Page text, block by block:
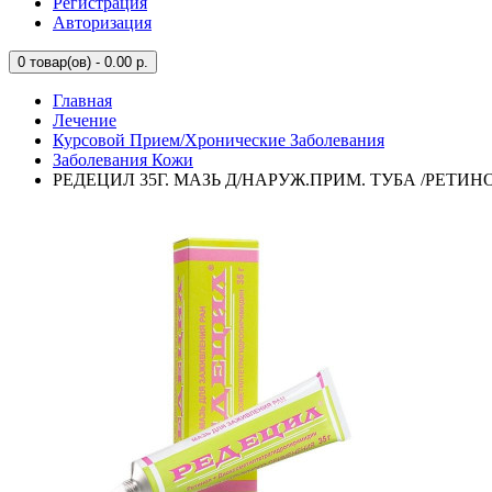
Авторизация
0 товар(ов) - 0.00 р.
Главная
Лечение
Курсовой Прием/Хронические Заболевания
Заболевания Кожи
РЕДЕЦИЛ 35Г. МАЗЬ Д/НАРУЖ.ПРИМ. ТУБА /